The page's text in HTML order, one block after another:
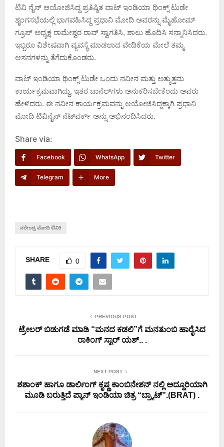
ಟಿವಿ ನೈನ್ ಆಯೋಜಿಸಿದ್ದ ಪ್ರತಿಷ್ಠಿತ ವಾಟ್ ಇಂಡಿಯಾ ಥಿಂಕ್ಸ್ ಟುಡೇ
ಶೃಂಗಸಭೆಯಲ್ಲಿ ಭಾಗವಹಿಸಿದ್ದ ಪ್ರಧಾನಿ ಮೋದಿ ಅವರನ್ನು ಮೈಹೋಮ್
ಗ್ರೂಪ್ ಅಧ್ಯಕ್ಷ ರಾಮೇಶ್ವರ ರಾವ್ ಸ್ವಾಗತಿಸಿ, ಶಾಲು ಹೊದಿಸಿ ಸನ್ಮಾನಿಸಿದರು.
ಇಬ್ಬರೂ ವಿಶೇಷವಾಗಿ ವ್ಯವಸ್ಥೆ ಮಾಡಲಾದ ವೇದಿಕೆಯ ಮೇಲೆ ತಮ್ಮ
ಆಸನಗಳನ್ನು ತೆಗೆದುಕೊಂಡರು.
ವಾಟ್ ಇಂಡಿಯಾ ಥಿಂಕ್ಸ್ ಟುಡೇ ಒಂದು ನವೀನ ಮತ್ತು ಅತ್ಯುತ್ತಮ
ಕಾರ್ಯಕ್ರಮವಾಗಿದ್ದು, ಇತರ ಚಾನೆಲ್‌ಗಳು ಅನುಕರಿಸಬೇಕೆಂದು ಅವರು
ಹೇಳಿದರು. ಈ ನವೀನ ಕಾರ್ಯಕ್ರಮವನ್ನು ಆಯೋಜಿಸಿದ್ದಕ್ಕಾಗಿ ಪ್ರಧಾನಿ
ಮೋದಿ ಟಿವಿನೈನ್ ನೆಟ್‌ವರ್ಕ್ ಅನ್ನು ಅಭಿನಂದಿಸಿದರು.
Share via:
Facebook WhatsApp Twitter
Telegram More
ನರೇಂದ್ರ ಮೋದಿ ಟಿವಿ9
SHARE 0
PREVIOUS POST
ಟ್ರೇಲರ್ ಬಿಡುಗಡೆ ಮಾಡಿ‌ “ಮನದ ಕಡಲಿ”ಗೆ ಮನತುಂಬಿ ಹಾರೈಸಿದ
ರಾಕಿಂಗ್ ಸ್ಟಾರ್ ಯಶ್.. .
NEXT POST
ಶಶಾಂಕ್ ಹಾಗೂ ಡಾರ್ಲಿಂಗ್ ಕೃಷ್ಣ ಕಾಂಬಿನೇಶನ್ ನಲ್ಲಿ ಅದ್ದೂರಿಯಾಗಿ
ಮೂಡಿ ಬರುತ್ತಿದೆ ಪ್ಯಾನ್ ಇಂಡಿಯಾ ಚಿತ್ರ “ಬ್ರ್ಯಾಟ್”.(BRAT) .